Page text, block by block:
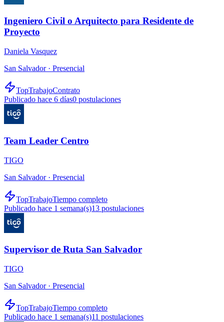
Ingeniero Civil o Arquitecto para Residente de
Proyecto
Daniela Vasquez
San Salvador · Presencial
TopTrabajoContrato
Publicado hace 6 días0 postulaciones
Team Leader Centro
TIGO
San Salvador · Presencial
TopTrabajoTiempo completo
Publicado hace 1 semana(s)13 postulaciones
Supervisor de Ruta San Salvador
TIGO
San Salvador · Presencial
TopTrabajoTiempo completo
Publicado hace 1 semana(s)11 postulaciones